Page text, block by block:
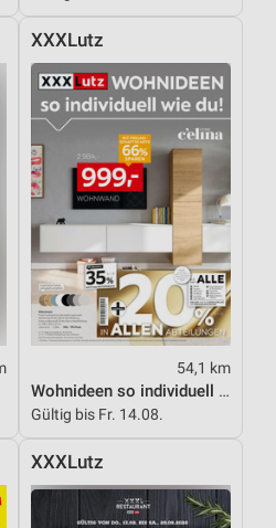
XXXLutz
54,1 km
Wohnideen so individuell wie du!
Gültig bis Fr. 14.08.
XXXLutz